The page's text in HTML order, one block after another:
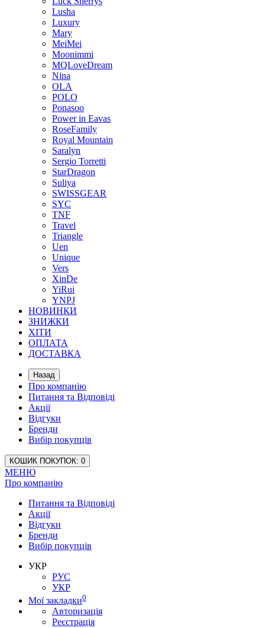
Lusha
Luxury
Mary
MeiMei
Moonimmi
MQLoveDream
Nina
OLA
POLO
Ponasoo
Power in Eavas
RoseFamily
Royal Mountain
Saralyn
Sergio Torretti
StarDragon
Suliya
SWISSGEAR
SYC
TNF
Travel
Triangle
Uen
Unique
Vers
XinDe
YiRui
YNPJ
НОВИНКИ
ЗНИЖКИ
ХІТИ
ОПЛАТА
ДОСТАВКА
Назад
Про компанію
Питання та Відповіді
Акції
Відгуки
Бренди
Вибір покупців
КОШИК ПОКУПОК: 0
МЕНЮ
Про компанію
Питання та Відповіді
Акції
Відгуки
Бренди
Вибір покупців
УКР
РУС
УКР
Мої закладки0
Авторизація
Реєстрація